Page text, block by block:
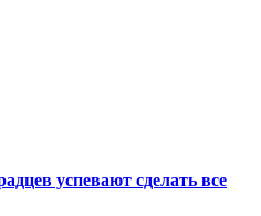
успевают сделать все